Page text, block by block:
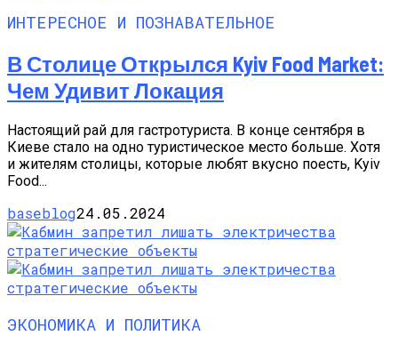
ИНТЕРЕСНОЕ И ПОЗНАВАТЕЛЬНОЕ
В Столице Открылся Kyiv Food Market:
Чем Удивит Локация
Настоящий рай для гастротуриста. В конце сентября в
Киеве стало на одно туристическое место больше. Хотя
и жителям столицы, которые любят вкусно поесть, Kyiv
Food...
baseblog24.05.2024
ЭКОНОМИКА И ПОЛИТИКА